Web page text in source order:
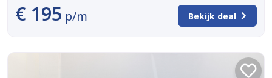
€ 195 p/m Bekijk deal